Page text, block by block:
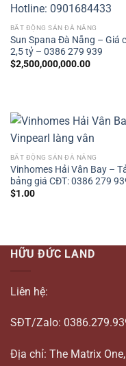
BẤT ĐỘNG SẢN ĐÀ NẴNG
Sun Spana Đà Nẵng – Giá
2,5 tỷ – 0386 279 939
$2,500,000,000.00
BẤT ĐỘNG SẢN ĐÀ NẴNG
Vinhomes Hải Vân Bay –
bảng giá CĐT: 0386 279
$1.00
HỮU ĐỨC LAND
Liên hệ:
SĐT/Zalo:
Địa chỉ: The Matrix